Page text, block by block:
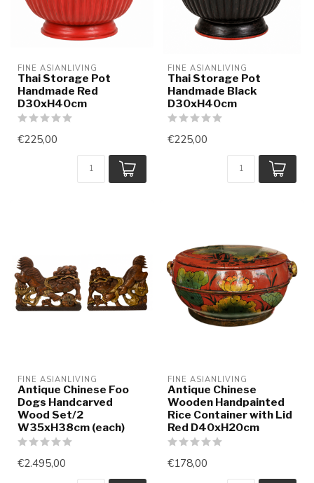
FINE ASIANLIVING
Thai Storage Pot
Handmade Red
D30xH40cm
€225,00
FINE ASIANLIVING
Thai Storage Pot
Handmade Black
D30xH40cm
€225,00
FINE ASIANLIVING
Antique Chinese Foo
Dogs Handcarved
Wood Set/2
W35xH38cm (each)
€2.495,00
FINE ASIANLIVING
Antique Chinese
Wooden Handpainted
Rice Container with Lid
Red D40xH20cm
€178,00